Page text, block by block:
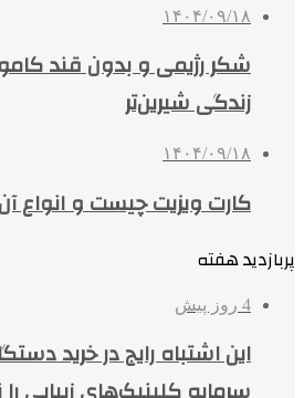
۱۴۰۴/۰۹/۱۸
شکر رژیمی و بدون قند
زندگی شیرین‌تر
۱۴۰۴/۰۹/۱۸
کارت ویزیت چیست و انواع
پربازدید هفته
4 روز پیش
این اشتباه رایج در خرید